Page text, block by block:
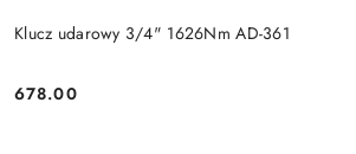
Klucz udarowy 3/4" 1626Nm AD-361
Cena:
678.00